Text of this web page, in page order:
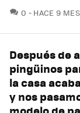
0 HACE 9
Después de
pingüinos
la casa
y nos